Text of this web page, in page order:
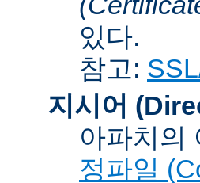
있다.
참고:
지시어
아파치의
정파일